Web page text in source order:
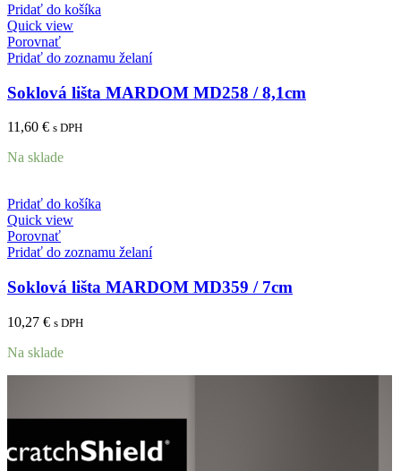
Pridať do košíka
Quick view
Porovnať
Pridať do zoznamu želaní
Soklová lišta MARDOM MD258 / 8,1cm
11,60 € s DPH
Na sklade
Pridať do košíka
Quick view
Porovnať
Pridať do zoznamu želaní
Soklová lišta MARDOM MD359 / 7cm
10,27 € s DPH
Na sklade